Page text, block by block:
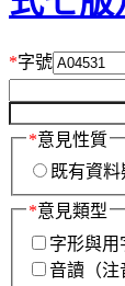
*字號
*意見性質
既有資料
*意見類型
字形與用
音讀（注